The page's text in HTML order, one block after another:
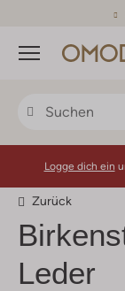
Menü
Logge dich ein
Zurück
Leder